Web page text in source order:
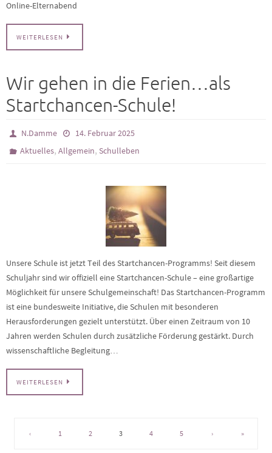
Online-Elternabend
WEITERLESEN
Wir gehen in die Ferien…als
Startchancen-Schule!
N.Damme
14. Februar 2025
Aktuelles,Allgemein, Schulleben
Unsere Schule ist jetzt Teil des Startchancen-Programms! Seit diesem
Schuljahr sind wir offiziell eine Startchancen-Schule – eine großartige
Möglichkeit für unsere Schulgemeinschaft! Das Startchancen-Programm
ist eine bundesweite Initiative, die Schulen mit besonderen
Herausforderungen gezielt unterstützt. Über einen Zeitraum von 10
Jahren werden Schulen durch zusätzliche Förderung gestärkt. Durch
wissenschaftliche Begleitung…
WEITERLESEN
‹ 1 2 3 4 5 › »